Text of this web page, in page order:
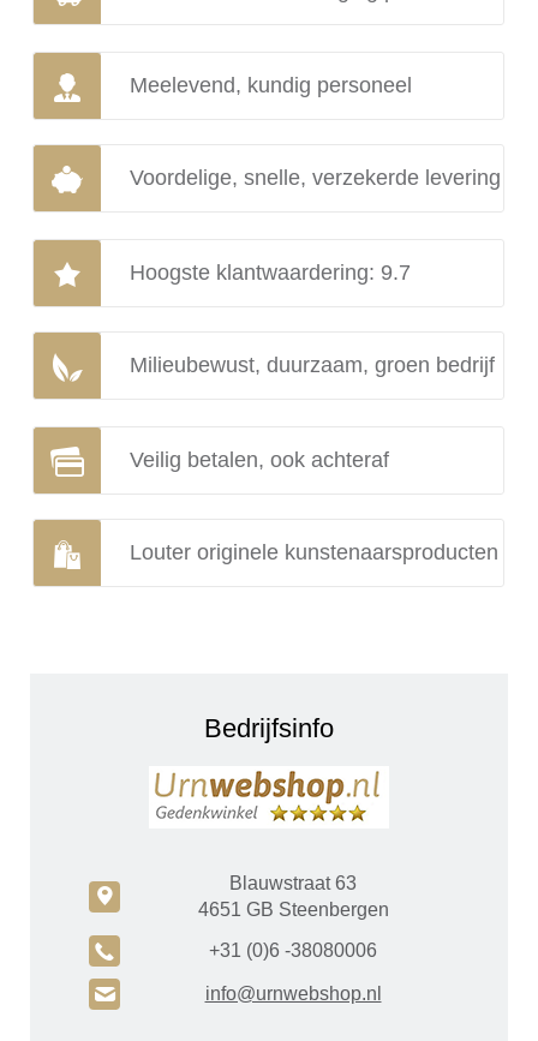
Meelevend, kundig personeel
Voordelige, snelle, verzekerde levering
Hoogste klantwaardering: 9.7
Milieubewust, duurzaam, groen bedrijf
Veilig betalen, ook achteraf
Louter originele kunstenaarsproducten
Bedrijfsinfo
c
Blauwstraat 63
4651 GB Steenbergen
A +31 (0)6 -38080006
H info@urnwebshop.nl